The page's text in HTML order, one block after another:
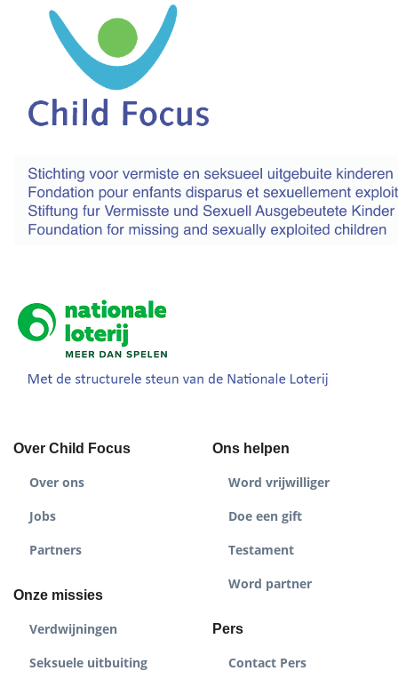
Over Child Focus
Over ons
Jobs
Partners
Onze missies
Verdwijningen
Seksuele uitbuiting
Ons helpen
Word vrijwilliger
Doe een gift
Testament
Word partner
Pers
Contact Pers